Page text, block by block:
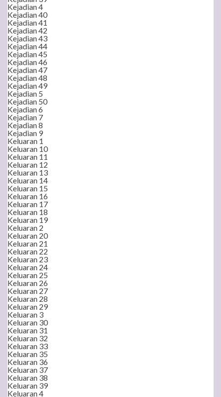
Kejadian 4
Kejadian 40
Kejadian 41
Kejadian 42
Kejadian 43
Kejadian 44
Kejadian 45
Kejadian 46
Kejadian 47
Kejadian 48
Kejadian 49
Kejadian 5
Kejadian 50
Kejadian 6
Kejadian 7
Kejadian 8
Kejadian 9
Keluaran 1
Keluaran 10
Keluaran 11
Keluaran 12
Keluaran 13
Keluaran 14
Keluaran 15
Keluaran 16
Keluaran 17
Keluaran 18
Keluaran 19
Keluaran 2
Keluaran 20
Keluaran 21
Keluaran 22
Keluaran 23
Keluaran 24
Keluaran 25
Keluaran 26
Keluaran 27
Keluaran 28
Keluaran 29
Keluaran 3
Keluaran 30
Keluaran 31
Keluaran 32
Keluaran 33
Keluaran 35
Keluaran 36
Keluaran 37
Keluaran 38
Keluaran 39
Keluaran 4